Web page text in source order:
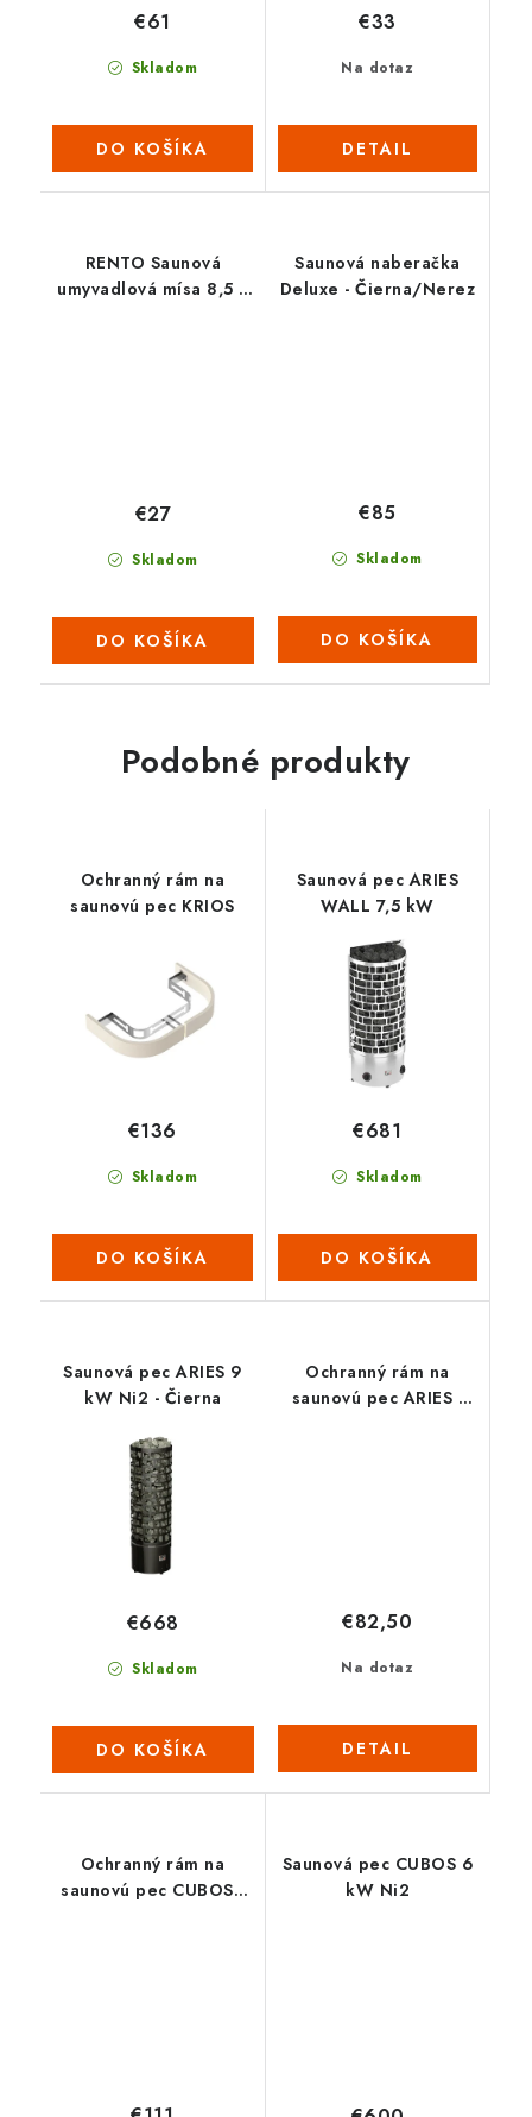
Skladom
€61
DO KOŠÍKA
Na dotaz
€33
DETAIL
RENTO Saunová
umyvadlová mísa 8,5 L
Skladom
€27
DO KOŠÍKA
Saunová naberačka
Deluxe - Čierna/Nerez
Skladom
€85
DO KOŠÍKA
Podobné produkty
Ochranný rám na
saunovú pec KRIOS
Skladom
€136
DO KOŠÍKA
Saunová pec ARIES
WALL 7,5 kW
Skladom
€681
DO KOŠÍKA
Saunová pec ARIES 9
kW Ni2 - Čierna
Skladom
€668
DO KOŠÍKA
Ochranný rám na
saunovú pec ARIES -
Na dotaz
€82,50
DETAIL
Ochranný rám na
saunovú pec CUBOS -
Saunová pec CUBOS 6
kW Ni2